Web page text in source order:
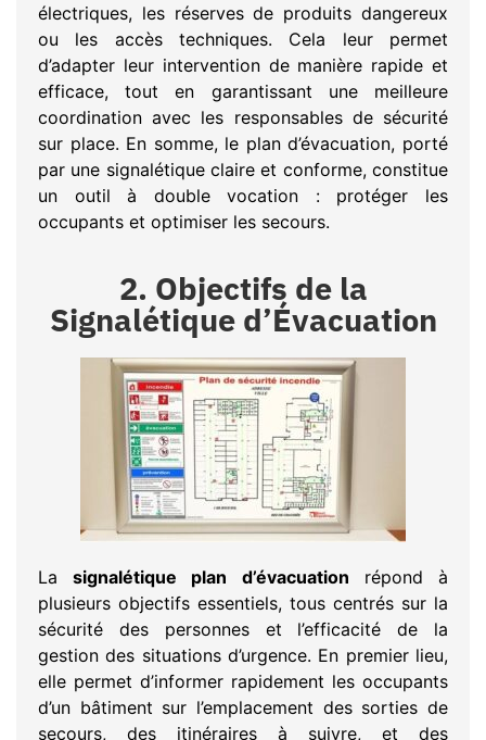
électriques, les réserves de produits dangereux
ou les accès techniques. Cela leur permet
d’adapter leur intervention de manière rapide et
efficace, tout en garantissant une meilleure
coordination avec les responsables de sécurité
sur place. En somme, le plan d’évacuation, porté
par une signalétique claire et conforme, constitue
un outil à double vocation : protéger les
occupants et optimiser les secours.
2. Objectifs de la
Signalétique d’Évacuation
Lasignalétique plan d’évacuation répond à
plusieurs objectifs essentiels, tous centrés sur la
sécurité des personnes et l’efficacité de la
gestion des situations d’urgence. En premier lieu,
elle permet d’informer rapidement les occupants
d’un bâtiment sur l’emplacement des sorties de
secours, des itinéraires à suivre, et des